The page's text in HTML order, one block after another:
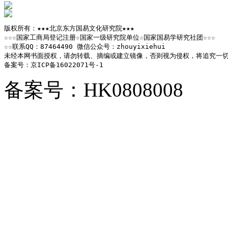
版权所有：★★★北京东方国易文化研究院★★★
☆☆☆国家工商局登记注册☆国家一级研究院单位☆国家国易学研究社团☆☆☆
☆☆联系QQ：87464490 微信公众号：zhouyixiehui
未经本网书面授权，请勿转载、摘编或建立镜像，否则视为侵权，将追究一
备案号：京ICP备16022071号-1
备案号：HK0808008